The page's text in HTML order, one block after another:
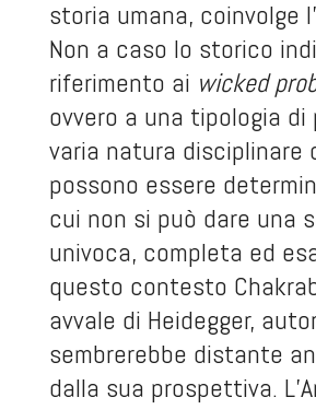
storia umana, coinvolge
Non a caso lo storico
riferimento ai wicked
ovvero a una tipologia di
varia natura disciplinare
possono essere
cui non si può dare una
univoca, completa ed
questo contesto
avvale di Heidegger,
sembrerebbe distante
dalla sua prospettiva.